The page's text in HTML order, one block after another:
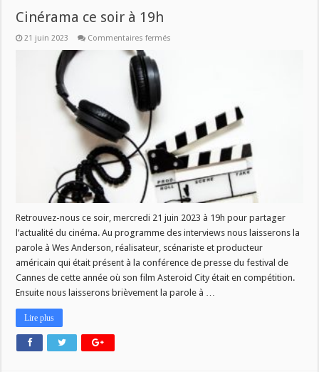
Cinérama ce soir à 19h
21 juin 2023 Commentaires fermés
Retrouvez-nous ce soir, mercredi 21 juin 2023 à 19h pour partager
l’actualité du cinéma. Au programme des interviews nous laisserons la
parole à Wes Anderson, réalisateur, scénariste et producteur
américain qui était présent à la conférence de presse du festival de
Cannes de cette année où son film Asteroid City était en compétition.
Ensuite nous laisserons brièvement la parole à …
Lire plus